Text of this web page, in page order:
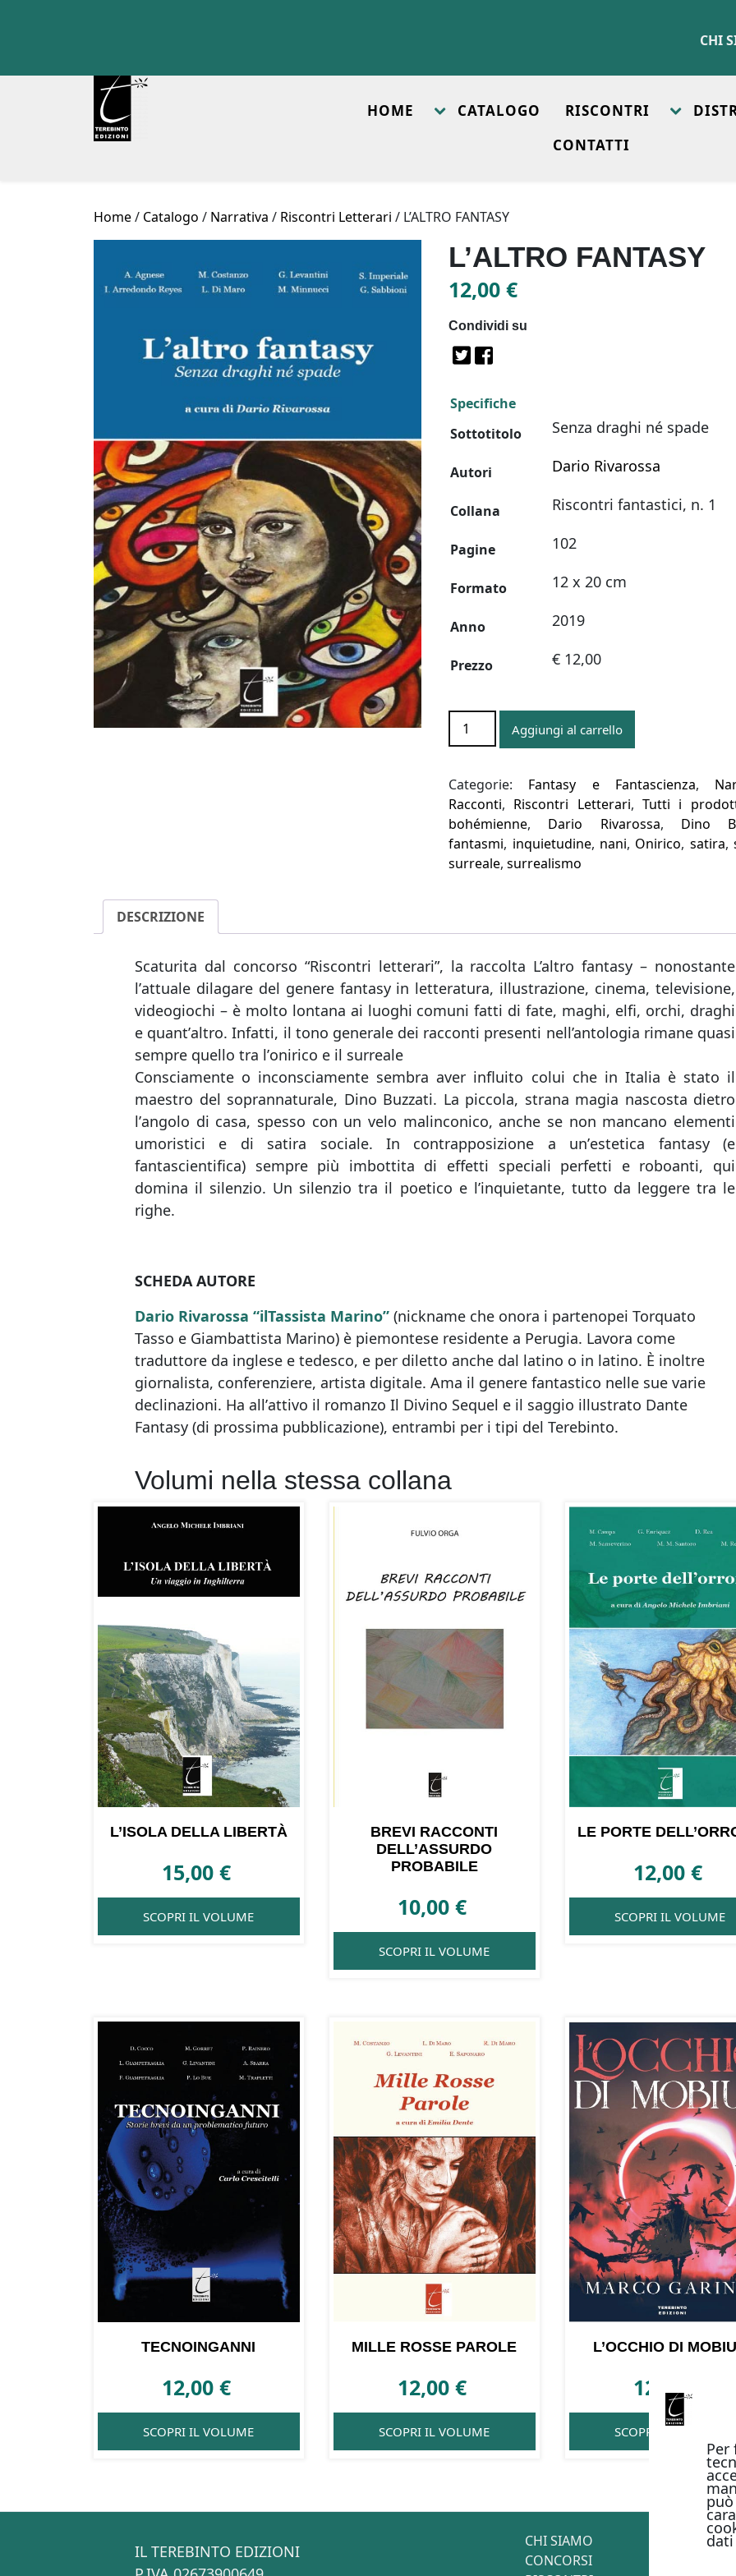
Per
CHI
HOME CATALOGO RISCONTRI
CONTATTI
Home/ Catalogo / Narrativa / Riscontri Letterari / L’ALTRO FANTASY
L’ALTRO FANTASY
12,00€
Condividi su
Specifiche
Sottotitolo
Senza draghi né spade
Autori Dario Rivarossa
Collana Riscontri fantastici, n. 1
Pagine 102
Formato 12 x 20 cm
Anno 2019
Prezzo € 12,00
L’ALTRO
FANTASY
Aggiungi al carrello
Categorie: Fantasy e Fantascienza,
Racconti, Riscontri Letterari,Tutti i
bohémienne, Dario Rivarossa, Dino
fantasmi, inquietudine, nani, Onirico, satira,
surreale,surrealismo
DESCRIZIONE
Scaturita dal concorso “Riscontri letterari”, la raccolta L’altro fantasy – nonostante
lʼattuale dilagare del genere fantasy in letteratura, illustrazione, cinema, televisione,
videogiochi – è molto lontana ai luoghi comuni fatti di fate, maghi, elfi, orchi, draghi
e quantʼaltro. Infatti, il tono generale dei racconti presenti nell’antologia rimane quasi
sempre quello tra lʼonirico e il surreale
Consciamente o inconsciamente sembra aver influito colui che in Italia è stato il
maestro del soprannaturale, Dino Buzzati. La piccola, strana magia nascosta dietro
lʼangolo di casa, spesso con un velo malinconico, anche se non mancano elementi
umoristici e di satira sociale. In contrapposizione a unʼestetica fantasy (e
fantascientifica) sempre più imbottita di effetti speciali perfetti e roboanti, qui
domina il silenzio. Un silenzio tra il poetico e lʼinquietante, tutto da leggere tra le
righe.
SCHEDA AUTORE
Dario Rivarossa “ilTassista Marino” (nickname che onora i partenopei Torquato
Tasso e Giambattista Marino) è piemontese residente a Perugia. Lavora come
traduttore da inglese e tedesco, e per diletto anche dal latino o in latino. È inoltre
giornalista, conferenziere, artista digitale. Ama il genere fantastico nelle sue varie
declinazioni. Ha allʼattivo il romanzo Il Divino Sequel e il saggio illustrato Dante
Fantasy (di prossima pubblicazione), entrambi per i tipi del Terebinto.
Volumi nella stessa collana
L’ISOLA DELLA LIBERTÀ
15,00€
SCOPRI IL VOLUME
BREVI RACCONTI
DELL’ASSURDO
PROBABILE
10,00€
SCOPRI IL VOLUME
LE PORTE
12,00€
SCOPRI IL VOLUME
TECNOINGANNI
12,00€
SCOPRI IL VOLUME
MILLE ROSSE PAROLE
12,00€
SCOPRI IL VOLUME
L’OCCHIO DI
12,00€
SCOPRI IL VOLUME
IL TEREBINTO EDIZIONI
CHI SIAMO
CONCORSI